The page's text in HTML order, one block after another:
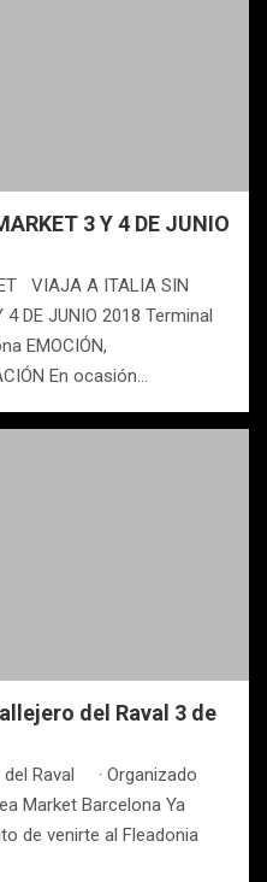
3 Y 4 DE JUNIO
VIAJA A ITALIA SIN
4 DE JUNIO 2018 Terminal
EMOCIÓN,
En ocasión…
del Raval 3 de
del Raval · Organizado
Market Barcelona Ya
de venirte al Fleadonia